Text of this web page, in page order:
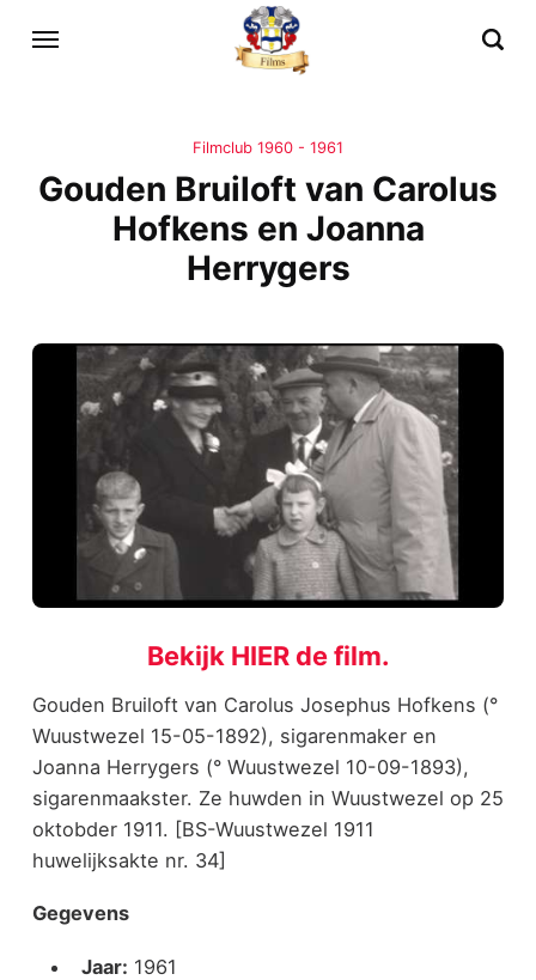
Filmclub 1960 - 1961
Gouden Bruiloft van Carolus
Hofkens en Joanna
Herrygers
Bekijk HIER de film.
Gouden Bruiloft van Carolus Josephus Hofkens (°
Wuustwezel 15-05-1892), sigarenmaker en
Joanna Herrygers (° Wuustwezel 10-09-1893),
sigarenmaakster. Ze huwden in Wuustwezel op 25
oktobder 1911. [BS-Wuustwezel 1911
huwelijksakte nr. 34]
Gegevens
Jaar: 1961